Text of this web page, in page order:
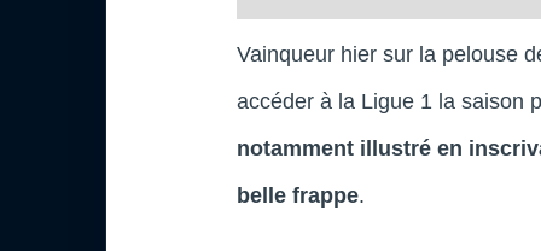
Vainqueur hier sur la pelouse
accéder à la Ligue 1 la saison
notamment illustré en
belle frappe.